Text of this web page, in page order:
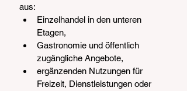
aus:
Einzelhandel in den unteren
Etagen,
Gastronomie und öffentlich
zugängliche Angebote,
ergänzenden Nutzungen für
Freizeit, Dienstleistungen oder